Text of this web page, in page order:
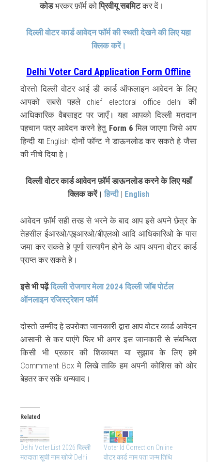
कोडभरकर फ़ॉर्म कोप्रिवीयू सबमिटकर दें।
दिल्ली वोटर कार्ड आवेदन फॉर्म की स्थती देखने की लिए यहा
क्लिक करें।
Delhi Voter Card Application Form Offline
दोस्तो दिल्ली वोटर आई डी कार्ड ऑफलाइन आवेदन के लिए
आपको सबसे पहले chief electoral office delhi की
आधिकारिक वैबसाइट पर जाएँ। यहा आपको दिल्ली मतदान
पहचान पत्र आवेदन करने हेतु Form 6 मिल जाएगा जिसे आप
हिन्दी या English दोनों फॉन्ट ने डाऊनलोड कर सकते हे जैसा
की नीचे दिया हे।
दिल्ली वोटर कार्ड आवेदन फ़ॉर्म डाऊनलोड करने के लिए यहाँ
क्लिक करें। हिन्दी | English
आवेदन फ़ॉर्म सही तरह से भरने के बाद आप इसे अपने छेत्र के
तेहसील ईआरओ/एइआरओ/बीएलओ आदि आधिकारिओ के पास
जमा कर सकते हे पूर्णा सत्यापैन होने के आप अपना वोटर कार्ड
प्राप्त कर सकते हे।
इसे भी पढ़ेंदिल्ली रोजगार मेला 2024 दिल्ली जॉब पोर्टल
ऑनलाइन रजिस्ट्रेशन फॉर्म
दोस्तो उम्मीद हे उपरोक्त जानकारी द्वारा आप वोटर कार्ड आवेदन
आसानी से कर पाएंगे फिर भी अगर इस जानकारी से संबन्धित
किसी भी प्रकार की शिकायत या सुझाव के लिए हमे
Commment Box मे लिखे ताकि हम अपनी कोशिस को ओर
बेहतर कर सकें धन्यवाद।
Related
Delhi Voter List 2026 दिल्ली
मतदाता सूची नाम खोजे Delhi
Voter Id Correction Online
वोटर कार्ड नाम पता जन्म तिथि